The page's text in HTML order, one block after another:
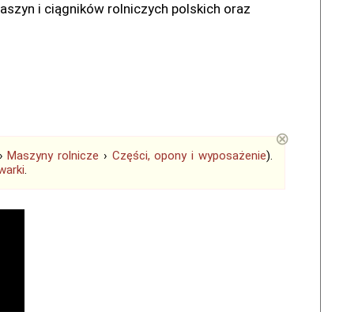
i ciągników rolniczych polskich oraz
Maszyny rolnicze › Części, opony i wyposażenie).
.
⊗